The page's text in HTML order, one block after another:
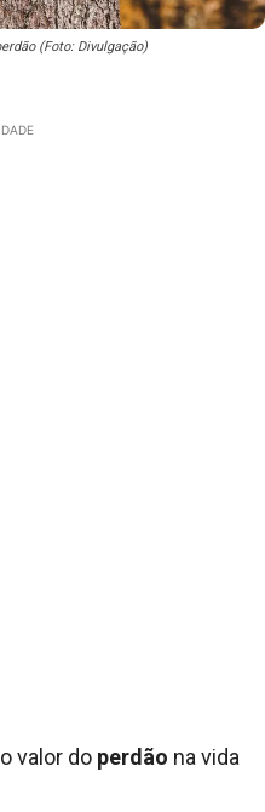
(Foto: Divulgação)
valor do perdão na vida